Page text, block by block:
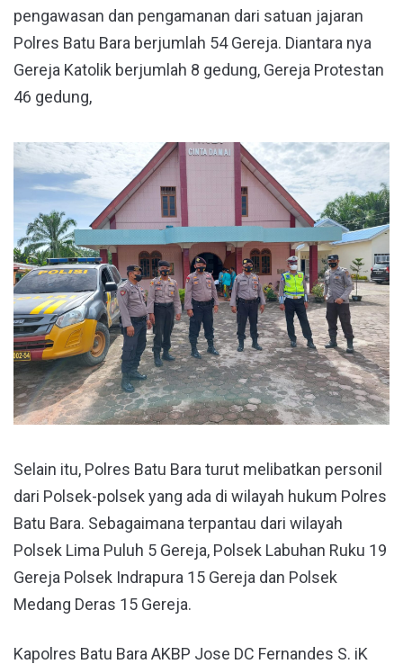
pengawasan dan pengamanan dari satuan jajaran
Polres Batu Bara berjumlah 54 Gereja. Diantara nya
Gereja Katolik berjumlah 8 gedung, Gereja Protestan
46 gedung,
Selain itu, Polres Batu Bara turut melibatkan personil
dari Polsek-polsek yang ada di wilayah hukum Polres
Batu Bara. Sebagaimana terpantau dari wilayah
Polsek Lima Puluh 5 Gereja, Polsek Labuhan Ruku 19
Gereja Polsek Indrapura 15 Gereja dan Polsek
Medang Deras 15 Gereja.
Kapolres Batu Bara AKBP Jose DC Fernandes S. iK